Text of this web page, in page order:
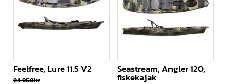
Feelfree, Lure 11.5 V2
24 950kr
Seastream, Angler 120,
fiskekajak